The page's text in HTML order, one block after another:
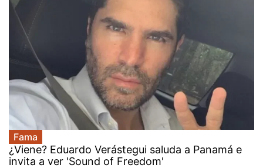
Fama
¿Viene? Eduardo Verástegui saluda a Panamá e
invita a ver 'Sound of Freedom'